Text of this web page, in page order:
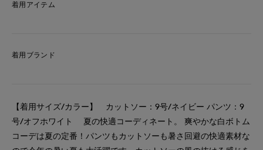
着用アイテム
着用ブランド
【着用サイズ/カラー】 カットソー：9号/ネイビー パンツ：9
号/オフホワイト 夏の快適コーディネート。 爽やかな白ボトム
コーデは夏の定番！パンツもカットソーも暑さ回避の快適素材な